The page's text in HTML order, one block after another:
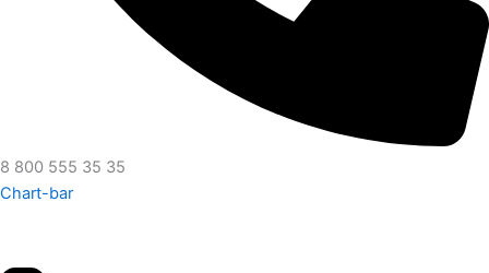
8 800 555 35 35
Chart-bar